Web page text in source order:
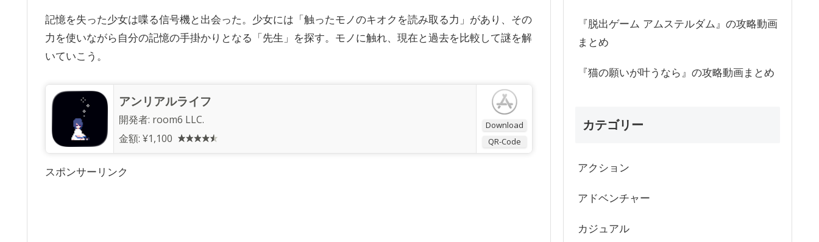
記憶を失った少女は喋る信号機と出会った。少女には「触ったモノのキオクを読み取る力」があり、その
力を使いながら自分の記憶の手掛かりとなる「先生」を探す。モノに触れ、現在と過去を比較して謎を解
いていこう。
Download
QR-Code
アンリアルライフ
開発者: room6 LLC.
金額: ¥1,100
スポンサーリンク
『脱出ゲーム アムステルダム』の攻略動画
まとめ
『猫の願いが叶うなら』の攻略動画まとめ
カテゴリー
アクション
アドベンチャー
カジュアル